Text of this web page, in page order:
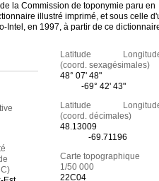
la Commission de toponymie paru en
illustré imprimé, et sous celle
Intel, en 1997, à partir de ce
Latitude
(coord. sexagésimales)
48° 07' 48"
-69° 42' 43"
Latitude
(coord. décimales)
48.13009
-69.71196
Carte topographique
1/50 000
22C04